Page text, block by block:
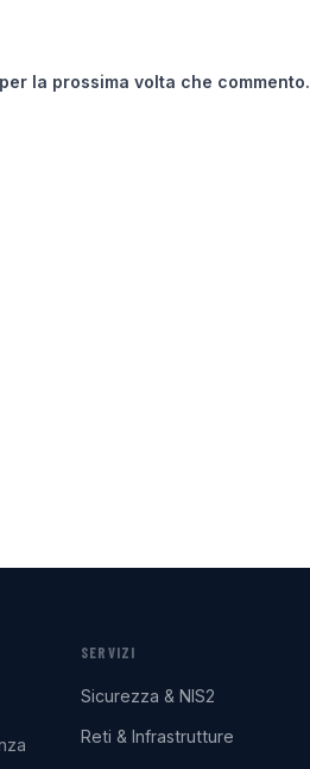
la prossima volta che commento.
SERVIZI
Sicurezza & NIS2
Reti & Infrastrutture